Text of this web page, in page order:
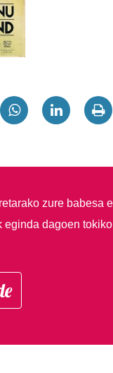
zure babesa
eginda dagoen